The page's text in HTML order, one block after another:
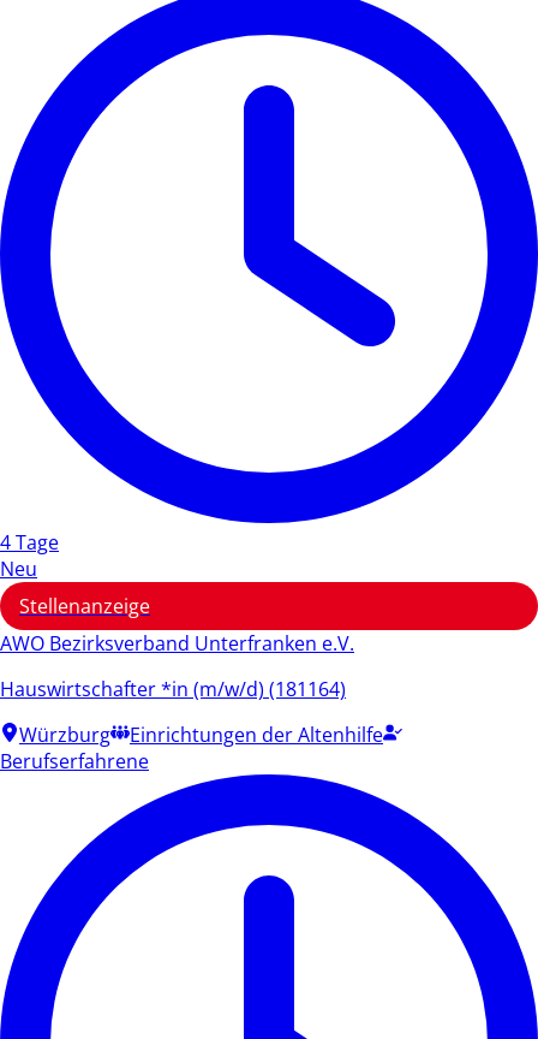
4 Tage
Neu
Stellenanzeige
AWO Bezirksverband Unterfranken e.V.
Hauswirtschafter *in (m/w/d) (181164)
Würzburg
Einrichtungen der Altenhilfe
Berufserfahrene